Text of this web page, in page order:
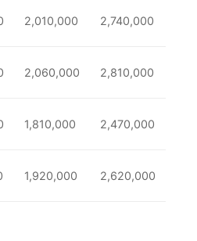
2,010,000 2,740,000
2,060,000 2,810,000
1,810,000 2,470,000
1,920,000 2,620,000